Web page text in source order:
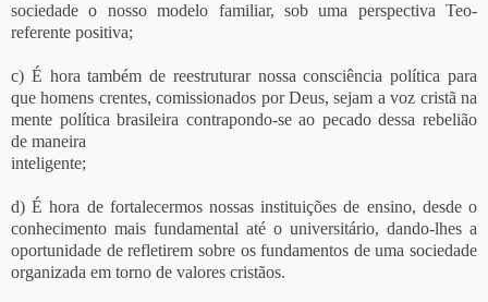
sociedade o nosso modelo familiar, sob uma perspectiva Teo-
referente positiva;
c) É hora também de reestruturar nossa consciência política para
que homens crentes, comissionados por Deus, sejam a voz cristã na
mente política brasileira contrapondo-se ao pecado dessa rebelião
de maneira
inteligente;
d) É hora de fortalecermos nossas instituições de ensino, desde o
conhecimento mais fundamental até o universitário, dando-lhes a
oportunidade de refletirem sobre os fundamentos de uma sociedade
organizada em torno de valores cristãos.